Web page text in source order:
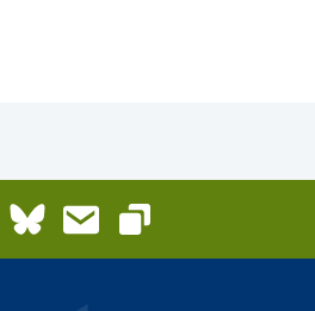
LinkedInBlueskyE-Mail
Link kopieren